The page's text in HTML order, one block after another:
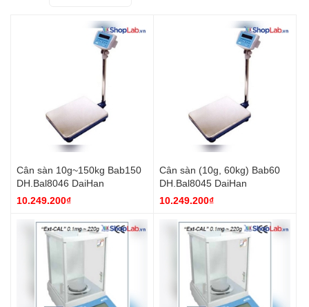
Cân sàn 10g~150kg Bab150
DH.Bal8046 DaiHan
10.249.200₫
Cân sàn (10g, 60kg) Bab60
DH.Bal8045 DaiHan
10.249.200₫